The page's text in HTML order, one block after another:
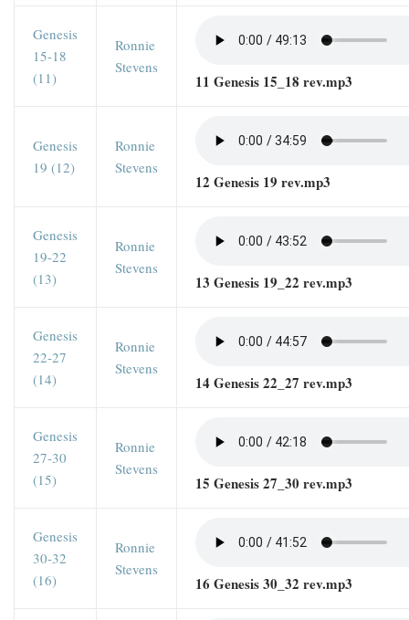
Genesis
15-18
(11)
Ronnie
Stevens
11 Genesis 15_18 rev.mp3
Genesis
19 (12)
Ronnie
Stevens
12 Genesis 19 rev.mp3
Genesis
19-22
(13)
Ronnie
Stevens
13 Genesis 19_22 rev.mp3
Genesis
22-27
(14)
Ronnie
Stevens
14 Genesis 22_27 rev.mp3
Genesis
27-30
(15)
Ronnie
Stevens
15 Genesis 27_30 rev.mp3
Genesis
30-32
(16)
Ronnie
Stevens
16 Genesis 30_32 rev.mp3